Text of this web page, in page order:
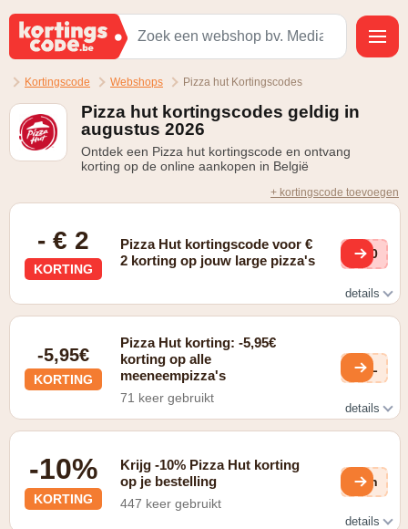
Kortingscode Webshops Pizza hut Kortingscodes
Pizza hut kortingscodes geldig in
augustus 2026
Ontdek een Pizza hut kortingscode en ontvang
korting op de online aankopen in België
+ kortingscode toevoegen
- € 2
KORTING
Pizza Hut kortingscode voor €
2 korting op jouw large pizza's
KE0
details
-5,95€
KORTING
Pizza Hut korting: -5,95€
korting op alle
meeneempizza's
71 keer gebruikt
AXL
details
-10%
KORTING
Krijg -10% Pizza Hut korting
op je bestelling
447 keer gebruikt
oIn
details